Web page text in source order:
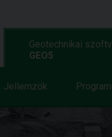
Geotechnikai
GEO5
Jellemzök